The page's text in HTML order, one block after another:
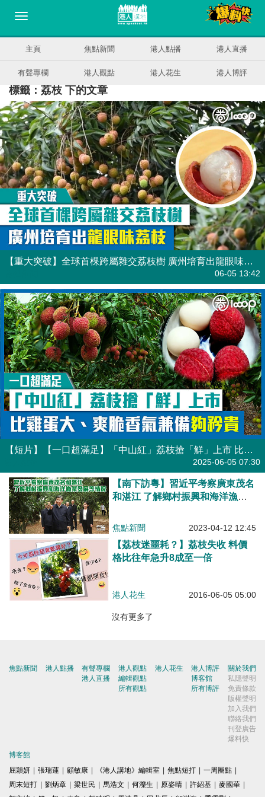
主頁 焦點新聞 港人點播 港人直播
有聲專欄 港人觀點 港人花生 港人博評
標籤：荔枝 下的文章
【重大突破】全球首棵跨屬雜交荔枝樹 廣州培育出龍眼味荔枝
06-05 13:42
【短片】【一口超滿足】「中山紅」荔枝搶「鮮」上市 比雞蛋大、爽脆香氣兼備夠矜貴
2025-06-05 07:30
【南下訪粵】習近平考察廣東茂名
和湛江 了解鄉村振興和海洋漁業
焦點新聞 2023-04-12 12:45
【荔枝迷噩耗？】荔枝失收 料價
格比往年急升8成至一倍
港人花生 2016-06-05 05:00
沒有更多了
焦點新聞 港人點播
有聲專欄
港人直播
港人觀點
編輯觀點
所有觀點
港人花生
港人博評
博客館
所有博評
關於我們
私隱聲明
免責條款
版權聲明
加入我們
聯絡我們
刊登廣告
爆料快
博客館
屈穎妍 | 張瑞蓮 | 顧敏康 | 《港人講地》編輯室 | 焦點短打 | 一周圈點 |
周末短打 | 劉炳章 | 梁世民 | 馬浩文 | 何濼生 | 原姿晴 | 許紹基 | 麥國華 |